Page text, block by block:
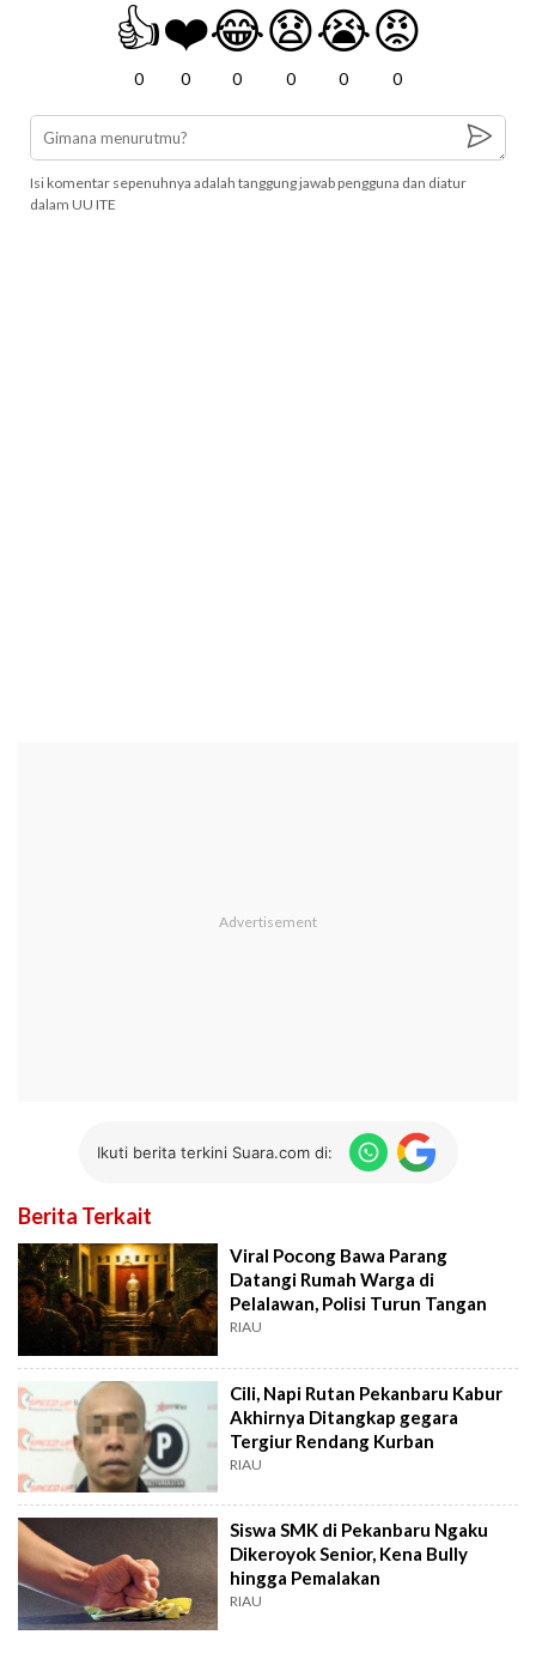
👍
0
❤️
0
😂
0
😧
0
😭
0
😡
0
Isi komentar sepenuhnya adalah tanggung jawab pengguna dan diatur
dalam UU ITE
Ikuti berita terkini Suara.com di:
Berita Terkait
Viral Pocong Bawa Parang
Datangi Rumah Warga di
Pelalawan, Polisi Turun Tangan
RIAU
Cili, Napi Rutan Pekanbaru Kabur
Akhirnya Ditangkap gegara
Tergiur Rendang Kurban
RIAU
Siswa SMK di Pekanbaru Ngaku
Dikeroyok Senior, Kena Bully
hingga Pemalakan
RIAU